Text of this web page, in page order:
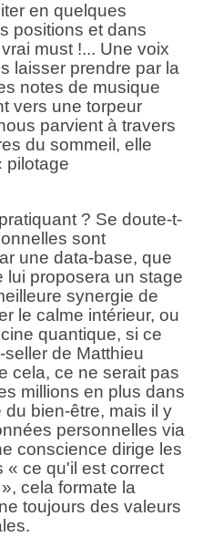
en quelques
positions et dans
must !... Une voix
laisser prendre par la
notes de musique
vers une torpeur
parvient à travers
du sommeil, elle
pilotage
? Se doute-t-
sont
une data-base, que
lui proposera un stage
synergie de
le calme intérieur, ou
quantique, si ce
de Matthieu
cela, ce ne serait pas
millions en plus dans
bien-être, mais il y
personnelles via
conscience dirige les
« ce qu'il est correct
cela formate la
toujours des valeurs